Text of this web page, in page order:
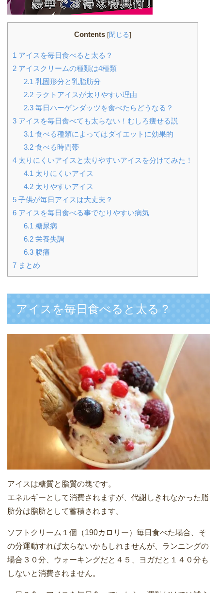
Contents [閉じる]
1 アイスを毎日食べると太る？
2 アイスクリームの種類は4種類
2.1 乳固形分と乳脂肪分
2.2ラクトアイスが太りやすい理由
2.3毎日ハーゲンダッツを食べたらどうなる？
3 アイスを毎日食べても太らない！むしろ痩せる説
3.1 食べる種類によってはダイエットに効果的
3.2食べる時間帯
4 太りにくいアイスと太りやすいアイスを分けてみた！
4.1 太りにくいアイス
4.2太りやすいアイス
5 子供が毎日アイスは大丈夫？
6 アイスを毎日食べる事でなりやすい病気
6.1 糖尿病
6.2栄養失調
6.3腹痛
7 まとめ
アイスを毎日食べると太る？
アイスは糖質と脂質の塊です。
エネルギーとして消費されますが、代謝しきれなかった脂
肪分は脂肪として蓄積されます。
ソフトクリーム１個（190カロリー）毎日食べた場合、そ
の分運動すれば太らないかもしれませんが、ランニングの
場合３０分、ウォーキングだと４５、ヨガだと１４０分も
しないと消費されません。